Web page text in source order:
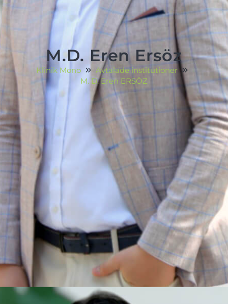
M.D. Eren Ersöz
Klinik Mono
Avtalade institutioner
M. D. Eren ERSÖZ